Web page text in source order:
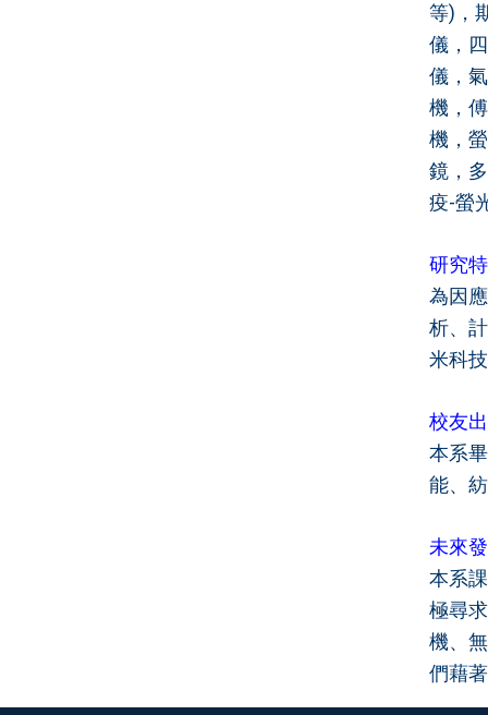
等)，
儀，
儀，
機，
機，
鏡，
疫-螢
研究
為因
析、
米科
校友
本系
能、
未來
本系
極尋
機、
們藉